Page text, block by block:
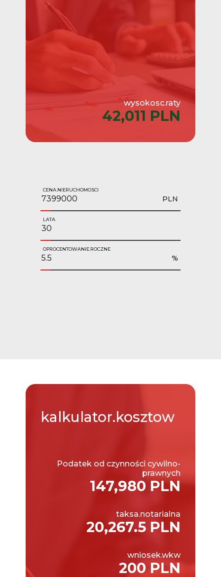
wysokosc.raty
42,011 PLN
CENA.NIERUCHOMOSCI
PLN
LATA
OPROCENTOWANIE.ROCZNE
%
kalkulator.kosztow
Podatek od czynności cywilno-
prawnych
147,980 PLN
taksa.notarialna
20,267.5 PLN
wniosek.wkw
200 PLN